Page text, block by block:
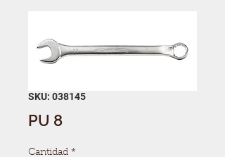
SKU: 038145
PU 8
Cantidad *